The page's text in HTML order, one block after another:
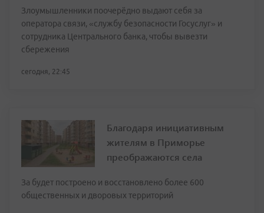
Злоумышленники поочерёдно выдают себя за
оператора связи, «службу безопасности Госуслуг» и
сотрудника Центрального банка, чтобы вывезти
сбережения
сегодня, 22:45
Благодаря инициативным
жителям в Приморье
преображаются села
За будет построено и восстановлено более 600
общественных и дворовых территорий